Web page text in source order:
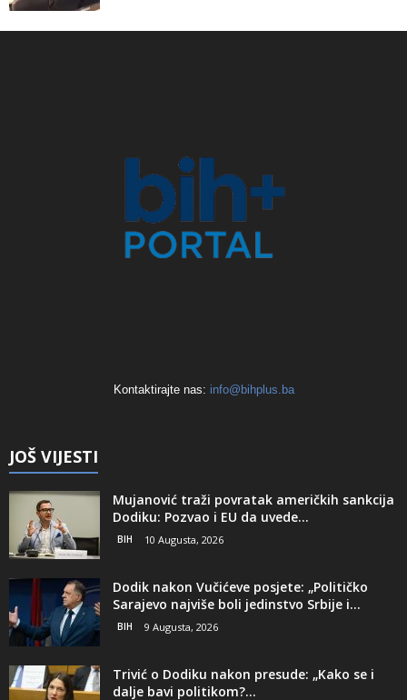
Kontaktirajte nas: info@bihplus.ba
JOŠ VIJESTI
Mujanović traži povratak američkih sankcija
Dodiku: Pozvao i EU da uvede...
BIH 10 Augusta, 2026
Dodik nakon Vučićeve posjete: „Političko
Sarajevo najviše boli jedinstvo Srbije i...
BIH 9 Augusta, 2026
Trivić o Dodiku nakon presude: „Kako se i
dalje bavi politikom?...